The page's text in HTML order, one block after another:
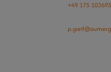
+49 175
p.gietl